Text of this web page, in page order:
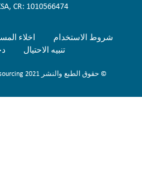
CR: 1010566474.
© حقوق الطبع والنشر 2021 TASC Outsourcing. كل الحقوق محفوظة
شروط الاستخدام اخلاء
تنبيه الاحتيال